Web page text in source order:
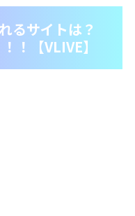
るサイトは？
！【VLIVE】